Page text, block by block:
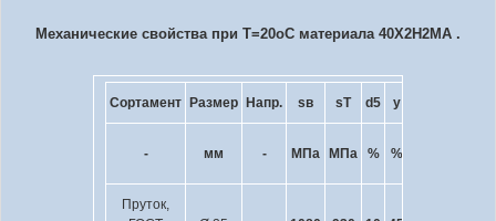
Механические свойства при Т=20oС материала 40Х2Н2МА .
Сортамент Размер Напр. sв sT d5 y
- мм - МПа МПа % %
Пруток,